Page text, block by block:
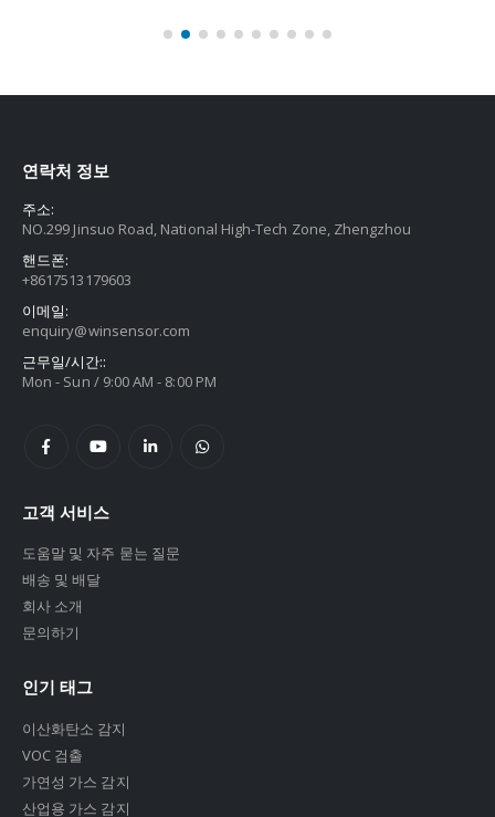
연락처 정보
주소:
NO.299 Jinsuo Road, National High-Tech Zone, Zhengzhou
핸드폰:
+8617513179603
이메일:
enquiry@winsensor.com
근무일/시간::
Mon - Sun / 9:00 AM - 8:00 PM
고객 서비스
도움말 및 자주 묻는 질문
배송 및 배달
회사 소개
문의하기
인기 태그
이산화탄소 감지
VOC 검출
가연성 가스 감지
산업용 가스 감지